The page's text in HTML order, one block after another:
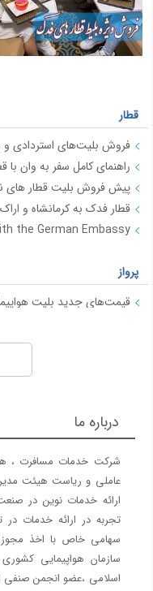
قطار
فروش بلیت‌های استردادی و
راهنمای کامل سفر به وان با
پیش فروش بلیت قطار های نوروز 1403 از فردا
قطار فدک به کرمانشاه و
the German Embassy
پرواز
قیمت‌های جدید بلیت
راهنمای سفارت آلمان
راهنمای وقت سفارت ایتالیا
راهنمای وقت سفارت اتریش
راهنمای وقت سفارت فرانسه
شرکت های هواپیمایی 2
درباره ما
شرکت خدمات مسافرت ،
عاملی و ریاست هیئت
ارائه خدمات نوین در
سهامی خاص با اخذ
سازمان هواپیمایی
اسلامی ،عضو انجمن